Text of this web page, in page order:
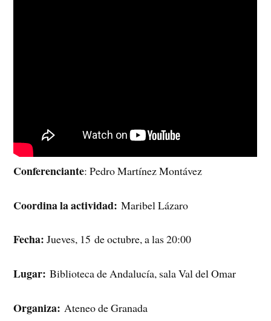
Conferenciante: Pedro Martínez Montávez
Coordina la actividad:Maribel Lázaro
Fecha:Jueves, 15 de octubre, a las 20:00
Lugar: Biblioteca de Andalucía, sala Val del Omar
Organiza: Ateneo de Granada